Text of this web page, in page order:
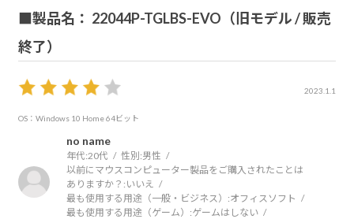
■製品名： 22044P-TGLBS-EVO（旧モデル / 販売
終了）
2023.1.1
OS：Windows 10 Home 64ビット
no name
年代:20代 性別:男性
以前にマウスコンピューター製品をご購入されたことは
ありますか？: いいえ
最も使用する用途（一般・ビジネス）:オフィスソフト
最も使用する用途（ゲーム）:ゲームはしない